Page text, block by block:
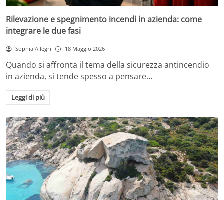
Rilevazione e spegnimento incendi in azienda: come
integrare le due fasi
Sophia Allegri 18 Maggio 2026
Quando si affronta il tema della sicurezza antincendio
in azienda, si tende spesso a pensare…
Leggi di più